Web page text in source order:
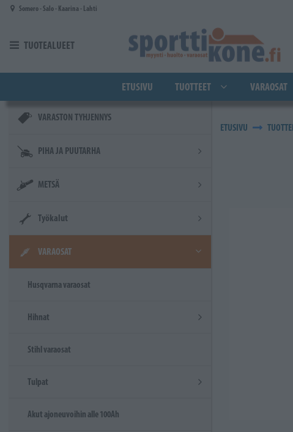
Siirry pääsisältöön
Somero - Salo - Kaarina - Lahti
TUOTEALUEET
ETUSIVU TUOTTEET VARAOSAT
VARASTON TYHJENNYS
PIHA JA PUUTARHA
METSÄ
Työkalut
VARAOSAT
Husqvarna varaosat
Hihnat
Stihl varaosat
Tulpat
Akut ajoneuvoihin alle 100Ah
ETUSIVU